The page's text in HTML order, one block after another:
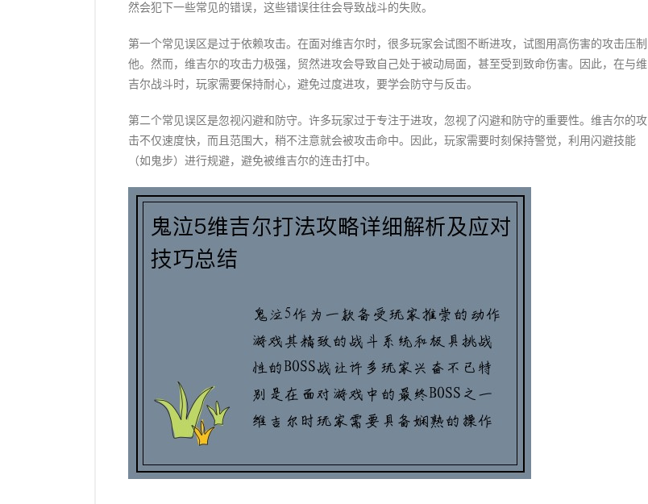
然会犯下一些常见的错误，这些错误往往会导致战斗的失败。
第一个常见误区是过于依赖攻击。在面对维吉尔时，很多玩家会试图不断进攻，试图用高伤害的攻击压制
他。然而，维吉尔的攻击力极强，贸然进攻会导致自己处于被动局面，甚至受到致命伤害。因此，在与维
吉尔战斗时，玩家需要保持耐心，避免过度进攻，要学会防守与反击。
第二个常见误区是忽视闪避和防守。许多玩家过于专注于进攻，忽视了闪避和防守的重要性。维吉尔的攻
击不仅速度快，而且范围大，稍不注意就会被攻击命中。因此，玩家需要时刻保持警觉，利用闪避技能
（如鬼步）进行规避，避免被维吉尔的连击打中。